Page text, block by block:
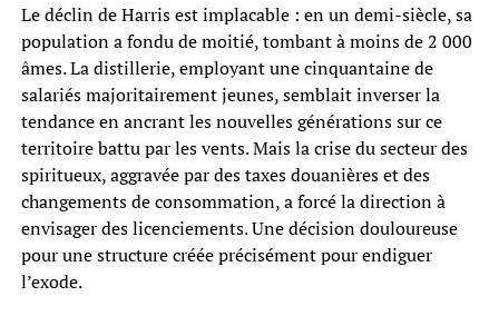
Le déclin de Harris est implacable : en un demi-siècle, sa
population a fondu de moitié, tombant à moins de 2 000
âmes. La distillerie, employant une cinquantaine de
salariés majoritairement jeunes, semblait inverser la
tendance en ancrant les nouvelles générations sur ce
territoire battu par les vents. Mais la crise du secteur des
spiritueux, aggravée par des taxes douanières et des
changements de consommation, a forcé la direction à
envisager des licenciements. Une décision douloureuse
pour une structure créée précisément pour endiguer
l’exode.